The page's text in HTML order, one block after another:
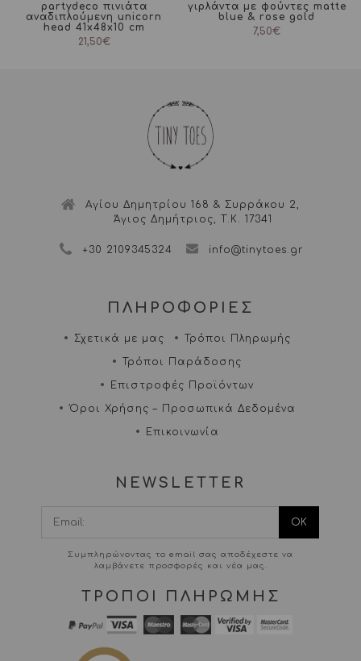
partydeco πινιάτα
αναδιπλούμενη unicorn
head 41x48x10 cm
21,50€
γιρλάντα με φούντες matte
blue & rose gold
7,50€
Αγίου Δημητρίου 168 & Συρράκου 2,
Άγιος Δημήτριος, Τ.Κ. 17341
+30 2109345324 info@tinytoes.gr
ΠΛΗΡΟΦΟΡΙΕΣ
Σχετικά με μας Τρόποι Πληρωμής
Τρόποι Παράδοσης
Επιστροφές Προϊόντων
Όροι Χρήσης – Προσωπικά Δεδομένα
Επικοινωνία
NEWSLETTER
Συμπληρώνοντας το email σας αποδέχεστε να
λαμβάνετε προσφορές και νέα μας.
ΤΡΟΠΟΙ ΠΛΗΡΩΜΗΣ